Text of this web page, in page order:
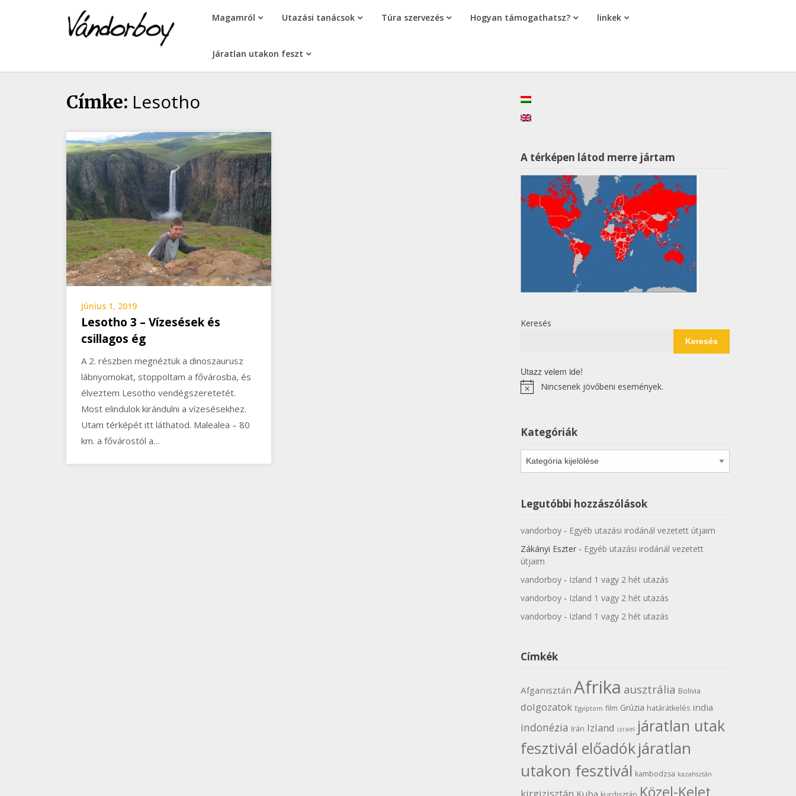
vandorboy
Magamról Utazási tanácsok Túra szervezés Hogyan támogathatsz? linkek
Járatlan utakon feszt
Címke: Lesotho
június 1, 2019
Lesotho 3 – Vízesések és
csillagos ég
A 2. részben megnéztük a dinoszaurusz
lábnyomokat, stoppoltam a fővárosba, és
élveztem Lesotho vendégszeretetét.
Most elindulok kirándulni a vízesésekhez.
Utam térképét itt láthatod. Malealea – 80
km. a fővárostól a…
A térképen látod merre jártam
Keresés
Keresés
Utazz velem ide!
NoticeNincsenek jövőbeni események.
Kategóriák
Kategóriák
Legutóbbi hozzászólások
vandorboy- Egyéb utazási irodánál vezetett útjaim
Zákányi Eszter- Egyéb utazási irodánál vezetett
útjaim
vandorboy- Izland 1 vagy 2 hét utazás
vandorboy- Izland 1 vagy 2 hét utazás
vandorboy- Izland 1 vagy 2 hét utazás
Címkék
Afganisztán Afrika ausztrália Bolivia
dolgozatok Egyiptom film Grúzia határátkelés india
indonézia Irán Izland izrael járatlan utak
fesztivál előadókjáratlan
utakon fesztivál kambodzsa kazahsztán
kirgizisztán Kuba Közel-Kelet